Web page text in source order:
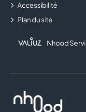
Accessibilité
Plan du site
Nhood